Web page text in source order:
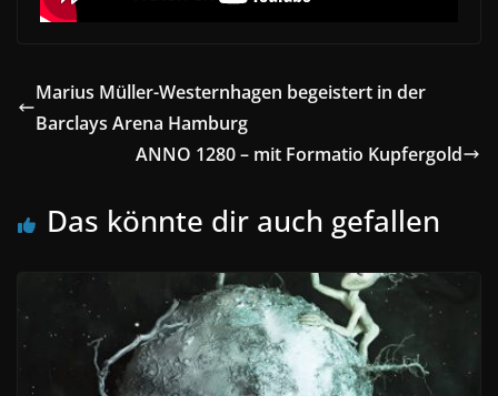
Marius Müller-Westernhagen begeistert in der
Barclays Arena Hamburg
ANNO 1280 – mit Formatio Kupfergold
Das könnte dir auch gefallen